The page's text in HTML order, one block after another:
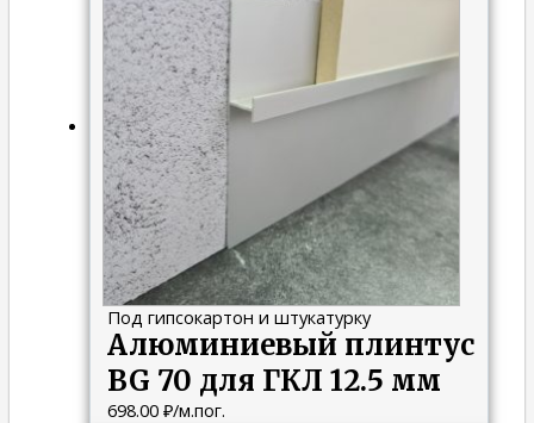
Под гипсокартон и штукатурку
Алюминиевый плинтус
BG 70 для ГКЛ 12.5 мм
698.00 ₽/м.пог.